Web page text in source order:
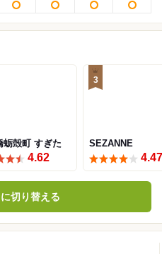
蛎殻町 すぎた
4.62
3
SEZANNE
4.47
切り替える